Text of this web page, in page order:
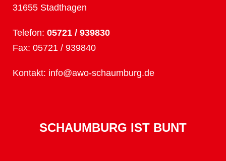
31655 Stadthagen
Telefon: 05721 / 939830
Fax: 05721 / 939840
Kontakt: info@awo-schaumburg.de
SCHAUMBURG IST BUNT